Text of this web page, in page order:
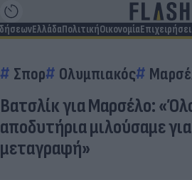
ΕλλάδαΠολιτικήΟικονομία
Σπορ Ολυμπιακός
Βατσλίκ για Μαρσέλο:
αποδυτήρια μιλούσαμε
μεταγραφή»